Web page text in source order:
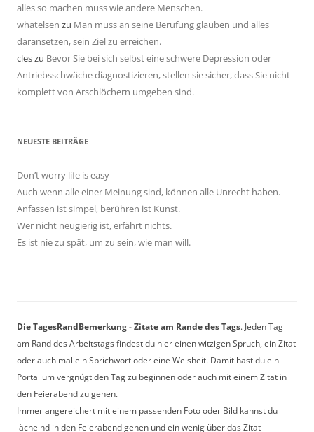
alles so machen muss wie andere Menschen.
whatelsen zu Man muss an seine Berufung glauben und alles
daransetzen, sein Ziel zu erreichen.
cleszu Bevor Sie bei sich selbst eine schwere Depression oder
Antriebsschwäche diagnostizieren, stellen sie sicher, dass Sie nicht
komplett von Arschlöchern umgeben sind.
NEUESTE BEITRÄGE
Don’t worry life is easy
Auch wenn alle einer Meinung sind, können alle Unrecht haben.
Anfassen ist simpel, berühren ist Kunst.
Wer nicht neugierig ist, erfährt nichts.
Es ist nie zu spät, um zu sein, wie man will.
Die TagesRandBemerkung - Zitate am Rande des Tags. Jeden Tag
am Rand des Arbeitstags findest du hier einen witzigen Spruch, ein Zitat
oder auch mal ein Sprichwort oder eine Weisheit. Damit hast du ein
Portal um vergnügt den Tag zu beginnen oder auch mit einem Zitat in
den Feierabend zu gehen.
Immer angereichert mit einem passenden Foto oder Bild kannst du
lächelnd in den Feierabend gehen und ein wenig über das Zitat